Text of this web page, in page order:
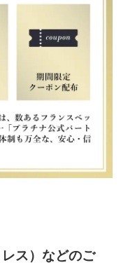
ス）などのご